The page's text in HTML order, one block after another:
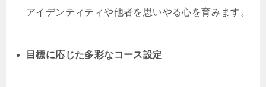
アイデンティティや他者を思いやる心を育みます。
目標に応じた多彩なコース設定